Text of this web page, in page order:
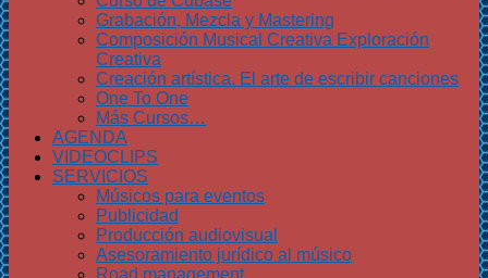
Grabación, Mezcla y Mastering
Composición Musical Creativa Exploración
Creativa
Creación artística. El arte de escribir canciones
One To One
Más Cursos…
AGENDA
VIDEOCLIPS
SERVICIOS
Músicos para eventos
Publicidad
Producción audiovisual
Asesoramiento jurídico al músico
Road management